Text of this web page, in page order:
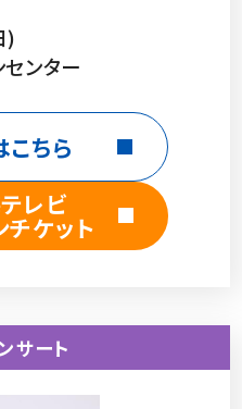
)
ンター
こちら
レビ
チケット
サート